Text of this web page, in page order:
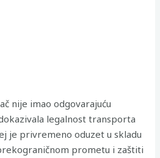
nije imao odgovarajuću
legalnost transporta
je privremeno oduzet u skladu
prometu i zaštiti